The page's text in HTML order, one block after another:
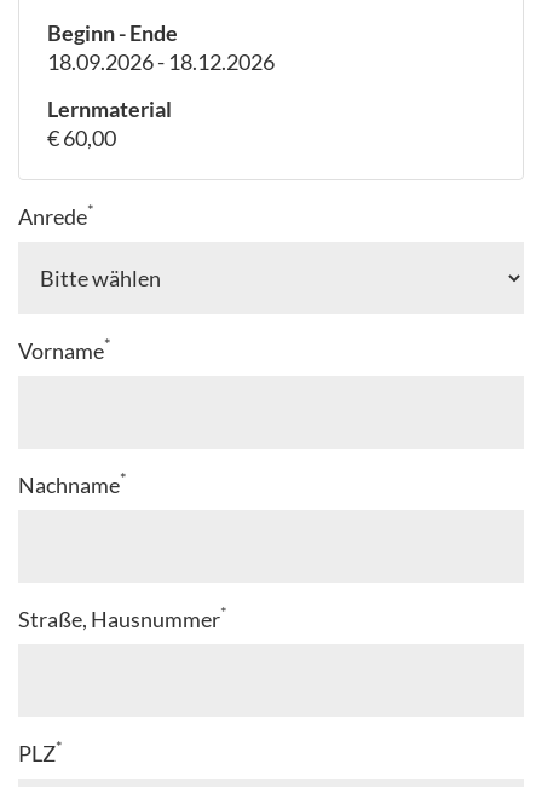
Beginn - Ende
18.09.2026 - 18.12.2026
Lernmaterial
€ 60,00
Anrede*
Vorname*
Nachname*
Straße, Hausnummer*
PLZ*